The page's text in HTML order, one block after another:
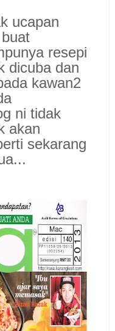
ucapan
resepi
dicuba dan
kawan2
ni tidak
akan
sekarang